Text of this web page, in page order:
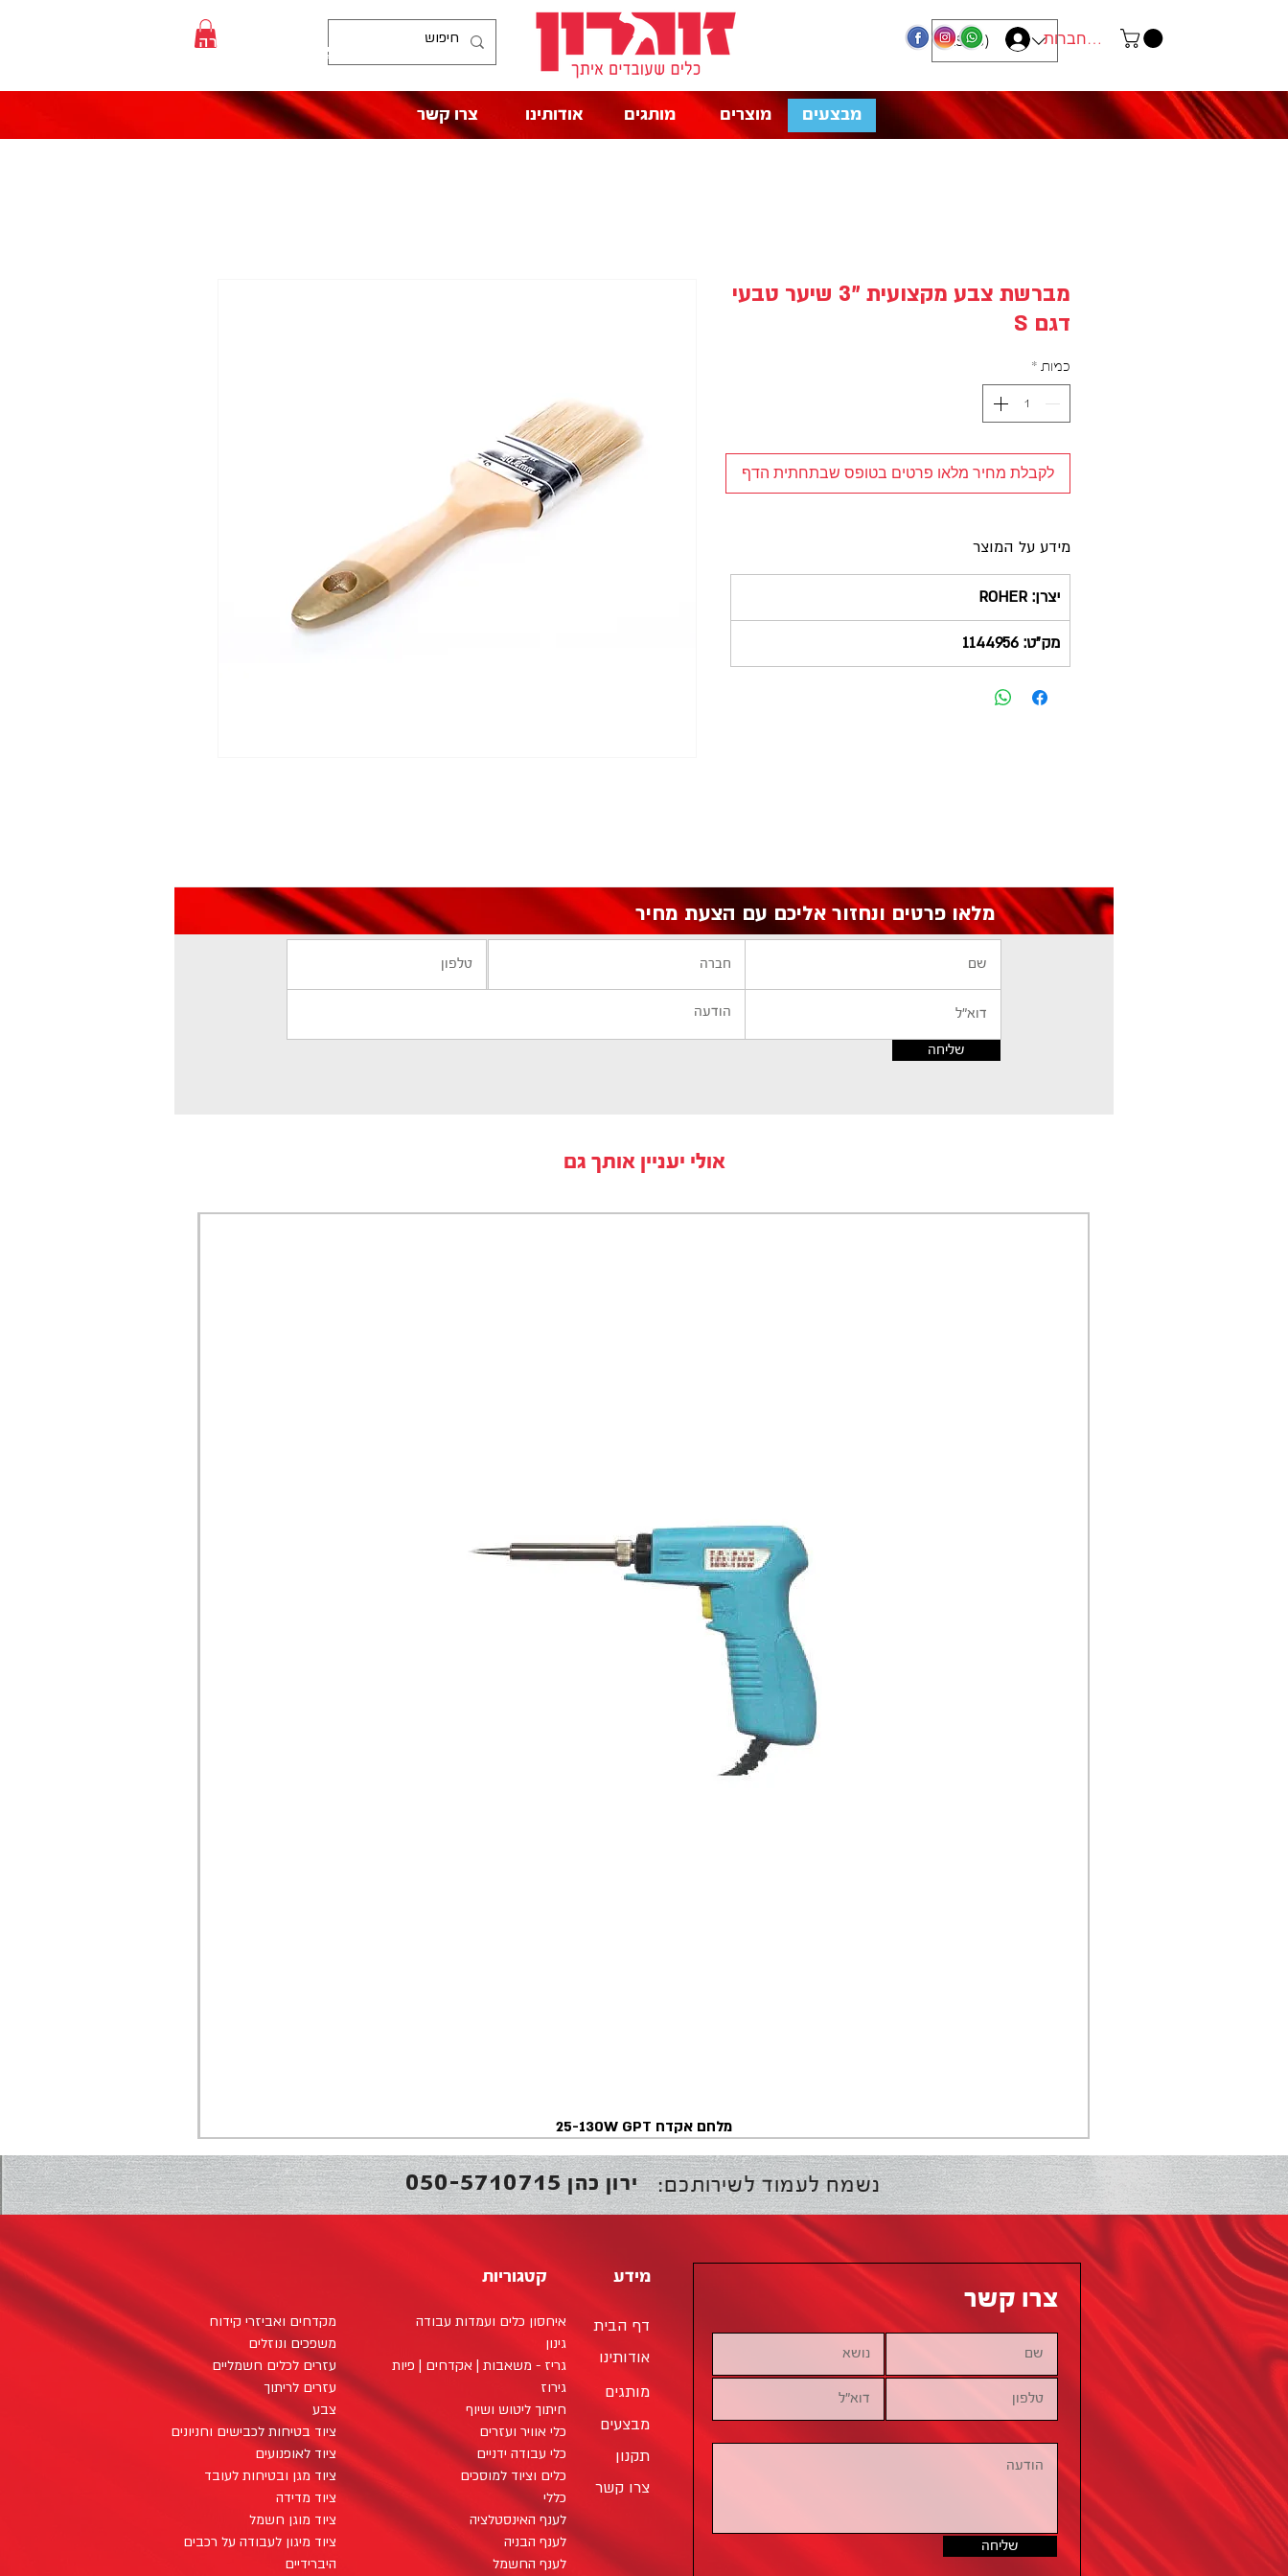
לעזרה פנו אלינו
050-5710715
התחברות ILS (₪)
צרו קשר אודותינו מותגים מוצרים מבצעים
מברשת צבע מקצועית "3 שיער טבעי
דגם S
כמות *
לקבלת מחיר מלאו פרטים בטופס שבתחתית הדף
מידע על המוצר
יצרן: ROHER
מק"ט: 1144956
מלאו פרטים ונחזור אליכם עם הצעת מחיר
שליחה
אולי יעניין אותך גם
מלחם אקדח 25-130W GPT
קטגוריות
מקדחים ואביזרי קידוח
משפכים ונוזלים
עזרים לכלים חשמליים
עזרים לריתוך
צבע
ציוד בטיחות לכבישים וחניונים
ציוד לאופנועים
ציוד מגן ובטיחות לעובד
ציוד מדידה
ציוד מוגן חשמל
ציוד מיגון לעבודה על רכבים
היברידיים
איחסון כלים ועמדות עבודה
גינון
גריז - משאבות | אקדחים | פיות
גירוז
חיתוך ליטוש ושיוף
כלי אוויר ועזרים
כלי עבודה ידניים
כלים וציוד למוסכים
כללי
לענף האינסטלציה
לענף הבניה
לענף החשמל
מידע
דף הבית
אודותינו
מותגים
מבצעים
תקנון
צרו קשר
צרו קשר
שליחה
ירון כהן050-5710715 נשמח לעמוד לשירותכם: